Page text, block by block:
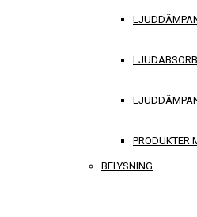
PRODUKTER
BELYSNING